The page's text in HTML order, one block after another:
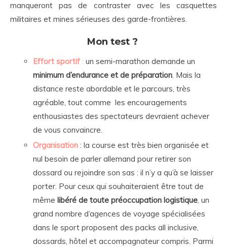
manqueront pas de contraster avec les casquettes
militaires et mines sérieuses des garde-frontières.
Mon test ?
Effort sportif : un semi-marathon demande un
minimum d’endurance et de préparation. Mais la
distance reste abordable et le parcours, très
agréable, tout comme les encouragements
enthousiastes des spectateurs devraient achever
de vous convaincre.
Organisation : la course est très bien organisée et
nul besoin de parler allemand pour retirer son
dossard ou rejoindre son sas : il n’y a qu’à se laisser
porter. Pour ceux qui souhaiteraient être tout de
même libéré de toute préoccupation logistique, un
grand nombre d’agences de voyage spécialisées
dans le sport proposent des packs all inclusive,
dossards, hôtel et accompagnateur compris. Parmi